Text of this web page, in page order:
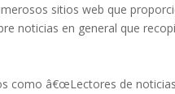
sitios web que
noticias en general que
como â€œLectores de